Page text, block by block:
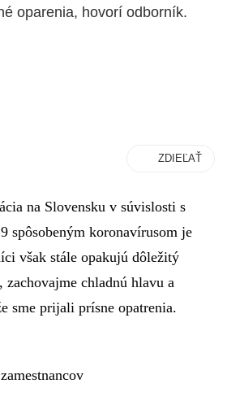
oparenia, hovorí odborník.
ZDIEĽAŤ
na Slovensku v súvislosti s
spôsobeným koronavírusom je
však stále opakujú dôležitý
zachovajme chladnú hlavu a
sme prijali prísne opatrenia.